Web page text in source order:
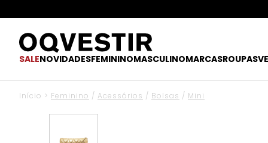
SALENOVIDADESFEMININOMASCULINOMARCASROUPAS
Início > Feminino / Acessórios / Bolsas / Mini